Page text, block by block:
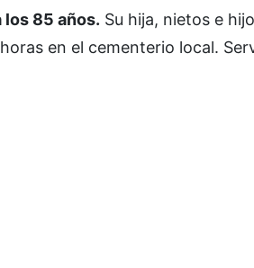
los 85 años. Su hija, nietos e
en el cementerio local.